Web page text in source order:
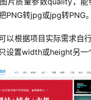
PNG转jpg或jpg转PNG。
以根据项目实际需求自
设置width或height另一